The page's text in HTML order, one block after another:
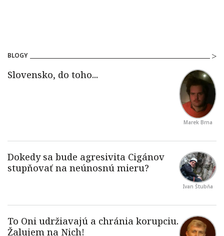
BLOGY
Marek Brna
Ivan Štubňa